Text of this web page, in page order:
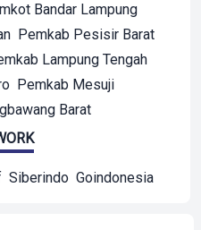
Bandar Lampung
Pemkab Pesisir Barat
Lampung Tengah
Pemkab Mesuji
Barat
Siberindo Goindonesia